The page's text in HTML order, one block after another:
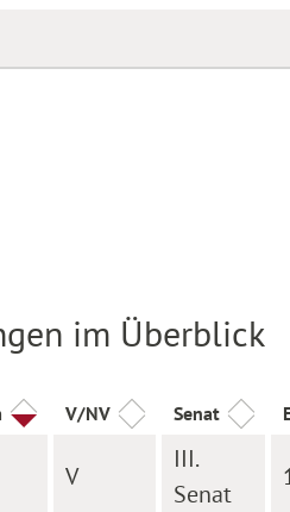
im Überblick
V/NV Senat
V
III.
Senat